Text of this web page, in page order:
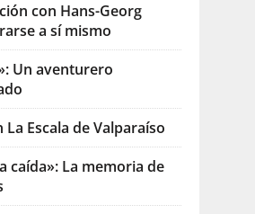
con Hans-Georg
a sí mismo
Un aventurero
Escala de Valparaíso
caída»: La memoria de